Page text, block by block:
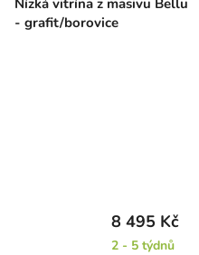
- grafit/borovice
8 495 Kč
2 - 5 týdnů